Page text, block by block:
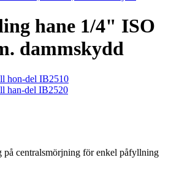
hane 1/4" ISO
dammskydd
centralsmörjning för enkel påfyllning